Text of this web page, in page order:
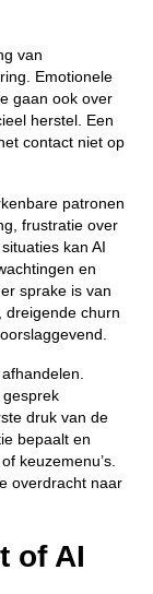
van
Emotionele
gaan ook over
herstel. Een
contact niet op
patronen
frustratie over
kan AI
en
sprake is van
dreigende churn
druk van de
bepaalt en
keuzemenu’s.
overdracht naar
of AI